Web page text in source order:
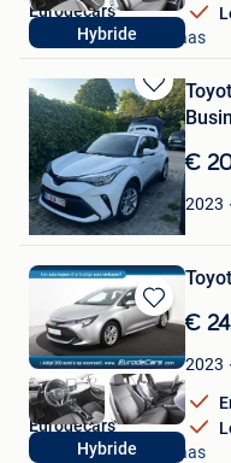
Hybride
Eurodecars
Mechelen-Aan-De-Maas
Sauvegarder
dans
Mes
Favoris€
2023
Hüseyin Ayaz İnce
Hoboken
Sauvegarder
dans
Mes
Favoris
Hybride
€
2023
Eurodecars
Mechelen-Aan-De-Maas